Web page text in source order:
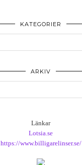
KATEGORIER
ARKIV
Länkar
Lotsia.se
https://www.billigarelinser.se/